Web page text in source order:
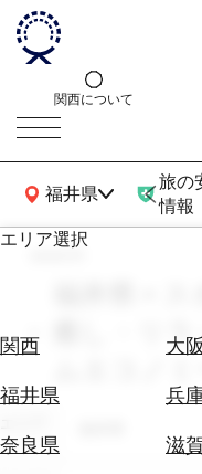
関西について
福井県
関西広域MAP
旅の
情報
エリア選択
関西 大
福井県
兵
奈良県
滋
エ
券
テ
search
福井県 ×
癒し・リ